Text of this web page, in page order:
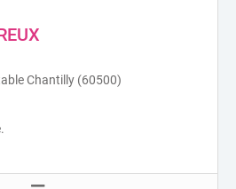
Chantilly (60500)